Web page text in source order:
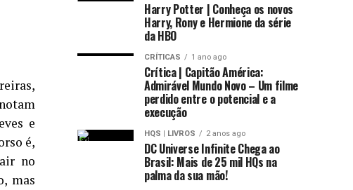
e
é,
no
mas
Harry Potter | Conheça os novos
Harry, Rony e Hermione da série
da HBO
CRÍTICAS 1 ano ago
Crítica | Capitão América:
Admirável Mundo Novo – Um filme
perdido entre o potencial e a
execução
HQS | LIVROS 2 anos ago
DC Universe Infinite Chega ao
Brasil: Mais de 25 mil HQs na
palma da sua mão!